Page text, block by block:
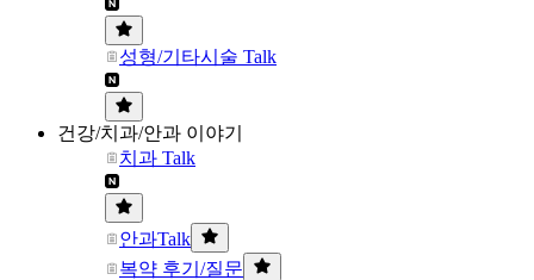
성형/기타시술 Talk
건강/치과/안과 이야기
치과 Talk
안과Talk
복약 후기/질문